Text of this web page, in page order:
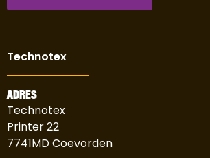
Technotex
ADRES
Technotex
Printer 22
7741MD Coevorden